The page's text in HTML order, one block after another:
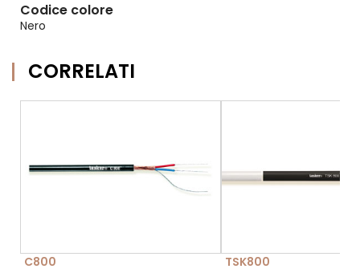
Codice colore
Nero
CORRELATI
C800
TSK800